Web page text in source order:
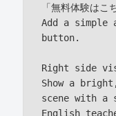
「無料体験はこ
Add a
button.
Right side
Show a
scene with a
English